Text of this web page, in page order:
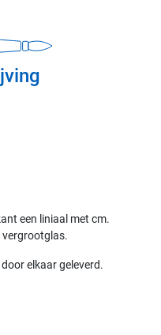
een liniaal met cm.
vergrootglas.
elkaar geleverd.